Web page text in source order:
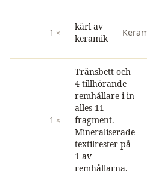
1
kärl av
keramik
1
Tränsbett och
4 tillhörande
remhållare i in
alles 11
fragment.
Mineraliserade
textilrester på
1 av
remhållarna.